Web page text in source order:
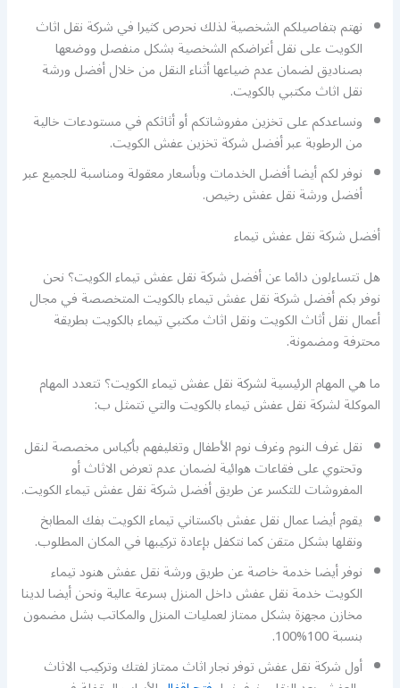
نهتم بتفاصيلكم الشخصية لذلك نحرص كثيرا في شركة نقل اثاث
الكويت على نقل أغراضكم الشخصية بشكل منفصل ووضعها
بصناديق لضمان عدم ضياعها أثناء النقل من خلال أفضل ورشة
نقل اثاث مكتبي بالكويت.
ونساعدكم على تخزين مفروشاتكم أو أثاثكم في مستودعات خالية
من الرطوبة عبر أفضل شركة تخزين عفش الكويت.
نوفر لكم أيضا أفضل الخدمات وبأسعار معقولة ومناسبة للجميع عبر
أفضل ورشة نقل عفش رخيص.
أفضل شركة نقل عفش تيماء
هل تتساءلون دائما عن أفضل شركة نقل عفش تيماء الكويت؟ نحن
نوفر بكم أفضل شركة نقل عفش تيماء بالكويت المتخصصة في مجال
أعمال نقل أثاث الكويت ونقل اثاث مكتبي تيماء بالكويت بطريقة
محترفة ومضمونة.
ما هي المهام الرئيسية لشركة نقل عفش تيماء الكويت؟ تتعدد المهام
الموكلة لشركة نقل عفش تيماء بالكويت والتي تتمثل ب:
نقل غرف النوم وغرف نوم الأطفال وتغليفهم بأكياس مخصصة لنقل
وتحتوي على فقاعات هوائية لضمان عدم تعرض الاثاث أو
المفروشات للتكسر عن طريق أفضل شركة نقل عفش تيماء الكويت.
يقوم أيضا عمال نقل عفش باكستاني تيماء الكويت بفك المطابخ
ونقلها بشكل متقن كما نتكفل بإعادة تركيبها في المكان المطلوب.
نوفر أيضا خدمة خاصة عن طريق ورشة نقل عفش هنود تيماء
الكويت خدمة نقل عفش داخل المنزل بسرعة عالية ونحن أيضا لدينا
مخازن مجهزة بشكل ممتاز لعمليات المنزل والمكاتب بشل مضمون
بنسبة 100%100.
أول شركة نقل عفش توفر نجار اثاث ممتاز لفتك وتركيب الاثاث